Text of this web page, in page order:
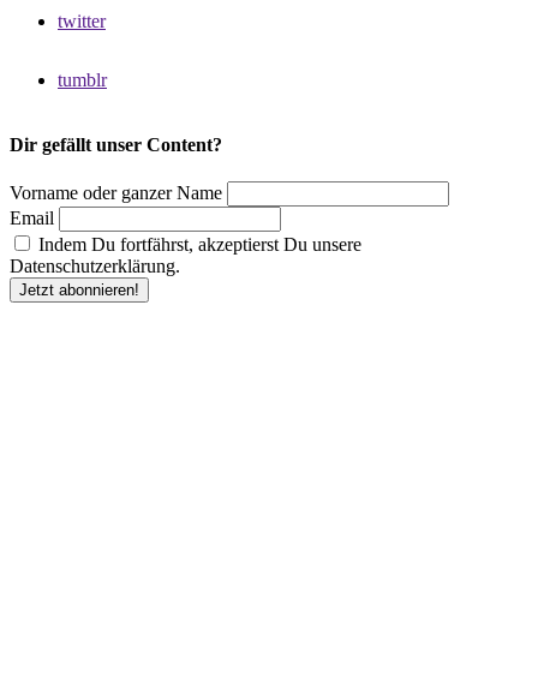
twitter
tumblr
Dir gefällt unser Content?
Vorname oder ganzer Name
Email
Indem Du fortfährst, akzeptierst Du unsere
Datenschutzerklärung.